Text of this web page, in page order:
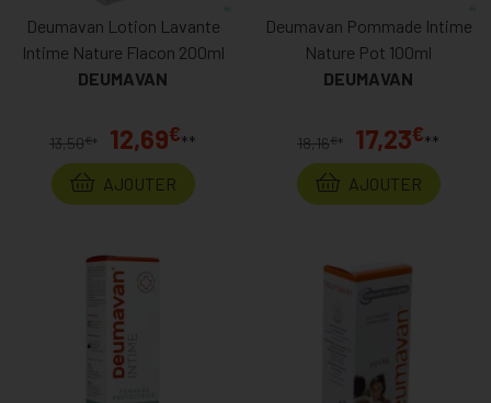
Deumavan Lotion Lavante
Intime Nature Flacon 200ml
DEUMAVAN
13,50€* 12,69€**
AJOUTER
Deumavan Pommade Intime
Nature Pot 100ml
DEUMAVAN
18,16€* 17,23€**
AJOUTER